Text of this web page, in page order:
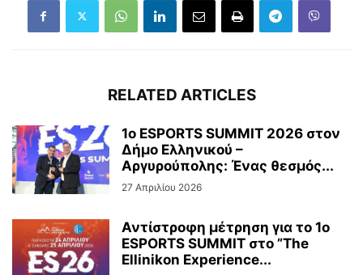
RELATED ARTICLES
1ο ESPORTS SUMMIT 2026 στον
Δήμο Ελληνικού –
Αργυρούπολης: Ένας θεσμός...
27 Απριλίου 2026
Αντίστροφη μέτρηση για το 1ο
ESPORTS SUMMIT στο ”The
Ellinikon Experience...